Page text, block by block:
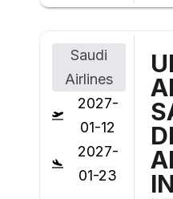
Saudi
Airlines
2027-
01-12
2027-
01-23
DI